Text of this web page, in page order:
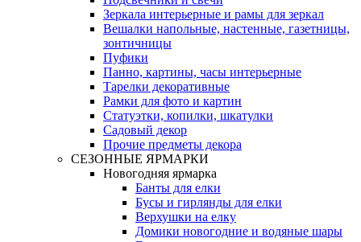
Зеркала интерьерные и рамы для зеркал
Вешалки напольные, настенные, газетницы,
зонтичницы
Пуфики
Панно, картины, часы интерьерные
Тарелки декоративные
Рамки для фото и картин
Статуэтки, копилки, шкатулки
Садовый декор
Прочие предметы декора
СЕЗОННЫЕ ЯРМАРКИ
Новогодняя ярмарка
Банты для елки
Бусы и гирлянды для елки
Верхушки на елку
Домики новогодние и водяные шары